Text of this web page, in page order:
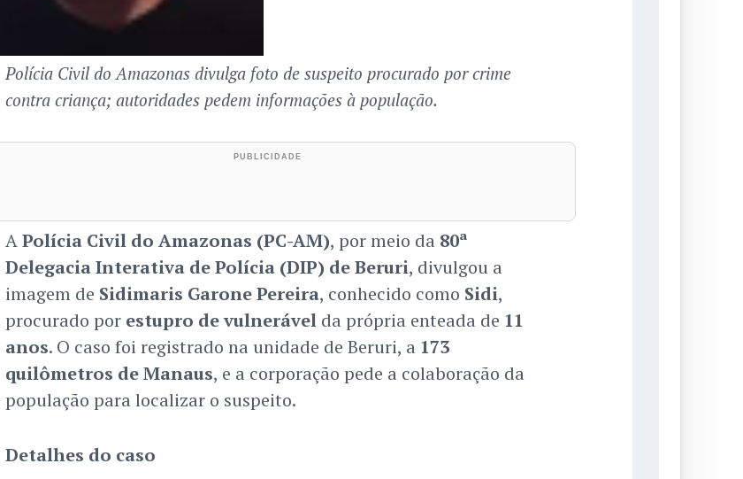
Polícia Civil do Amazonas divulga foto de suspeito procurado por crime
contra criança; autoridades pedem informações à população.
APolícia Civil do Amazonas (PC-AM), por meio da 80ª
Delegacia Interativa de Polícia (DIP) de Beruri, divulgou a
imagem de Sidimaris Garone Pereira, conhecido como Sidi,
procurado por estupro de vulnerávelda própria enteada de 11
anos. O caso foi registrado na unidade de Beruri, a 173
quilômetros de Manaus, e a corporação pede a colaboração da
população para localizar o suspeito.
Detalhes do caso